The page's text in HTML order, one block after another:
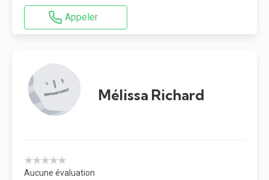
Appeler
Mélissa Richard
★★★★★
Aucune évaluation